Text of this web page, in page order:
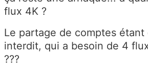
flux 4K ?
Le partage de comptes
interdit, qui a besoin de 4
???